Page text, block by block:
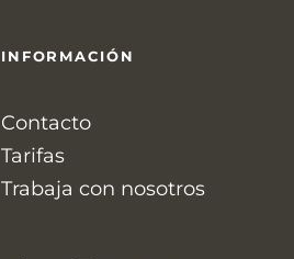
INFORMACIÓN
Contacto
Tarifas
Trabaja con nosotros